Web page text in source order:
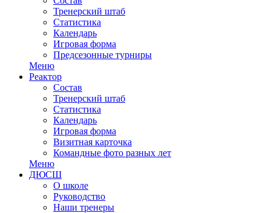
Тренерский штаб
Статистика
Календарь
Игровая форма
Предсезонные турниры
Меню
Реактор
Состав
Тренерский штаб
Статистика
Календарь
Игровая форма
Визитная карточка
Командные фото разных лет
Меню
ДЮСШ
О школе
Руководство
Наши тренеры